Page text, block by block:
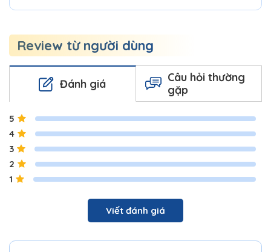
Review từ người dùng
Đánh giá
Câu hỏi thường
gặp
5
4
3
2
1
Viết đánh giá